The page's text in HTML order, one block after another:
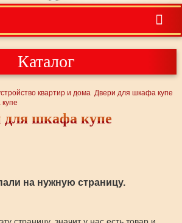
Каталог
квартир и дома Двери для шкафа купе
для шкафа купе
на нужную страницу.